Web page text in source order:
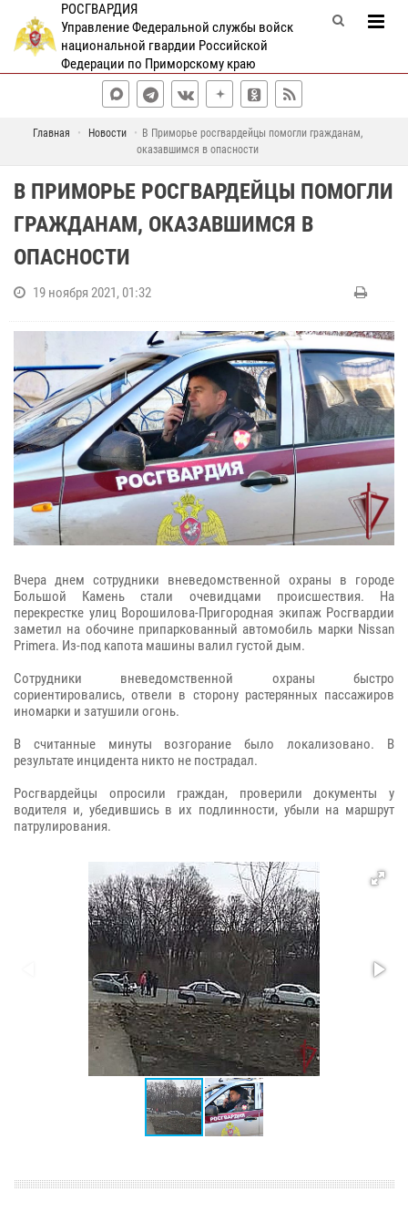
РОСГВАРДИЯ
Управление Федеральной службы войск
национальной гвардии Российской
Федерации по Приморскому краю
Главная Новости
В Приморье росгвардейцы помогли гражданам,
оказавшимся в опасности
В ПРИМОРЬЕ РОСГВАРДЕЙЦЫ ПОМОГЛИ
ГРАЖДАНАМ, ОКАЗАВШИМСЯ В
ОПАСНОСТИ
19 ноября 2021, 01:32
Вчера днем сотрудники вневедомственной охраны в городе
Большой Камень стали очевидцами происшествия. На
перекрестке улиц Ворошилова-Пригородная экипаж Росгвардии
заметил на обочине припаркованный автомобиль марки Nissan
Primera. Из-под капота машины валил густой дым.
Сотрудники вневедомственной охраны быстро
сориентировались, отвели в сторону растерянных пассажиров
иномарки и затушили огонь.
В считанные минуты возгорание было локализовано. В
результате инцидента никто не пострадал.
Росгвардейцы опросили граждан, проверили документы у
водителя и, убедившись в их подлинности, убыли на маршрут
патрулирования.